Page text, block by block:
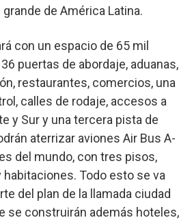
de América Latina.
con un espacio de 65 mil
puertas de abordaje, aduanas,
restaurantes, comercios, una
calles de rodaje, accesos a
y Sur y una tercera pista de
aterrizar aviones Air Bus A-
del mundo, con tres pisos,
habitaciones. Todo esto se va
del plan de la llamada ciudad
se construirán además hoteles,